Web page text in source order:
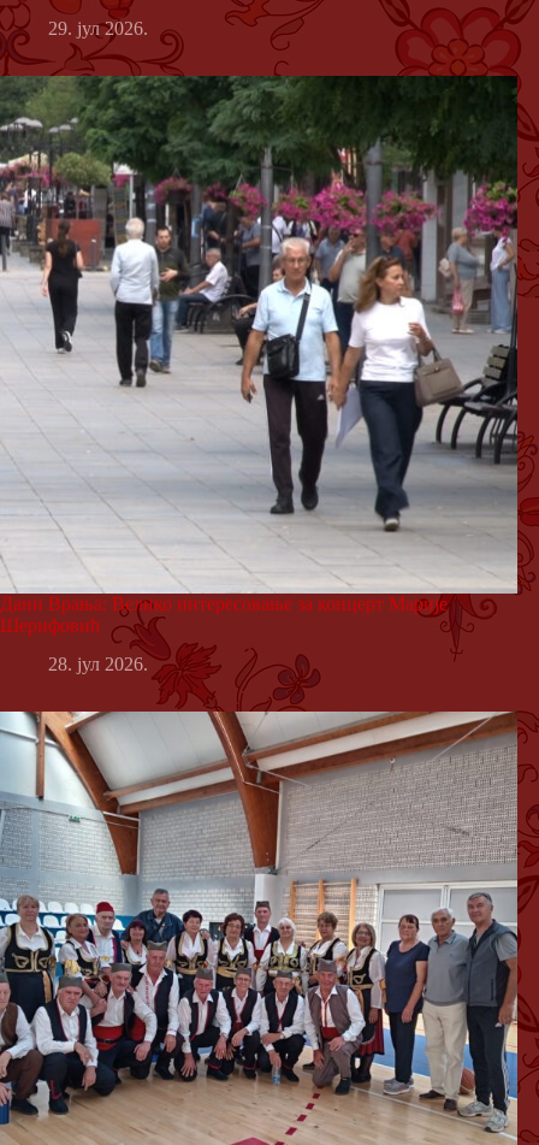
29. јул 2026.
Дани Врања: Велико интересовање за концерт Марије
Шерифовић
28. јул 2026.